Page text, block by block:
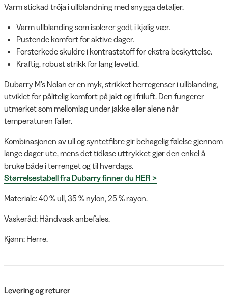
Varm stickad tröja i ullblandning med snygga detaljer.
Varm ullblanding som isolerer godt i kjølig vær.
Pustende komfort for aktive dager.
Forsterkede skuldre i kontraststoff for ekstra beskyttelse.
Kraftig, robust strikk for lang levetid.
Dubarry M's Nolan er en myk, strikket herregenser i ullblanding,
utviklet for pålitelig komfort på jakt og i friluft. Den fungerer
utmerket som mellomlag under jakke eller alene når
temperaturen faller.
Kombinasjonen av ull og syntetfibre gir behagelig følelse gjennom
lange dager ute, mens det tidløse uttrykket gjør den enkel å
bruke både i terrenget og til hverdags.
Størrelsestabell fra Dubarry finner du HER >
Materiale: 40 % ull, 35 % nylon, 25 % rayon.
Vaskeråd: Håndvask anbefales.
Kjønn: Herre.
Levering og returer